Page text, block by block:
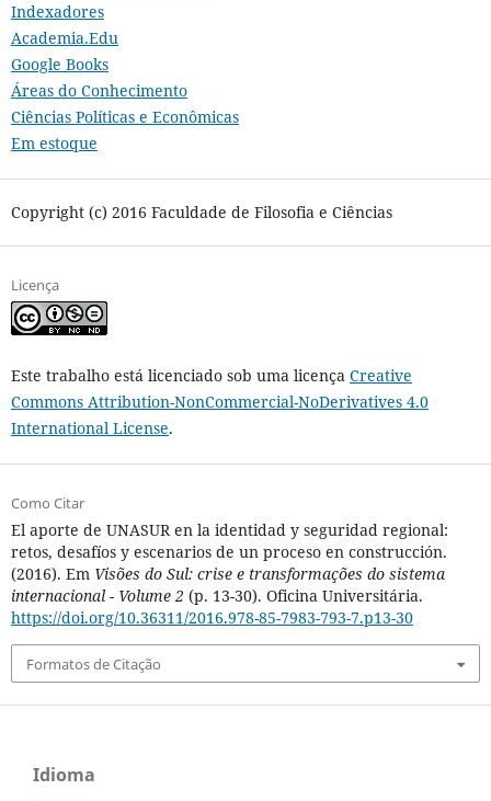
Indexadores
Academia.Edu
Google Books
Áreas do Conhecimento
Ciências Políticas e Econômicas
Em estoque
Copyright (c) 2016 Faculdade de Filosofia e Ciências
Licença
Este trabalho está licenciado sob uma licença Creative
Commons Attribution-NonCommercial-NoDerivatives 4.0
International License.
Como Citar
El aporte de UNASUR en la identidad y seguridad regional:
retos, desafíos y escenarios de un proceso en construcción.
(2016). Em Visões do Sul: crise e transformações do sistema
internacional - Volume 2 (p. 13-30). Oficina Universitária.
https://doi.org/10.36311/2016.978-85-7983-793-7.p13-30
Formatos de Citação
Idioma